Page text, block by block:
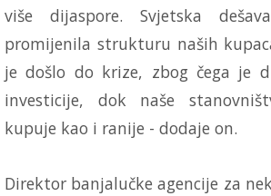
više dijaspore. Svjetska
promijenila strukturu naših
je došlo do krize, zbog čega je
investicije, dok naše
kupuje kao i ranije - dodaje on.
Direktor banjalučke agencije za